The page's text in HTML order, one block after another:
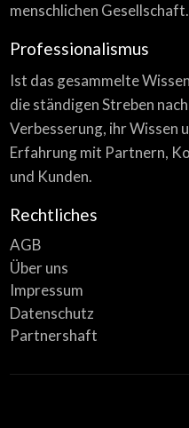
menschlichen Gesellschaft.
Professionalismus
Ist das gesammelte
die ständigen Streben nach
Verbesserung, ihr Wissen
Erfahrung mit Partnern,
und Kunden.
Rechtliches
AGB
Über uns
Impressum
Datenschutz
Partnershaft